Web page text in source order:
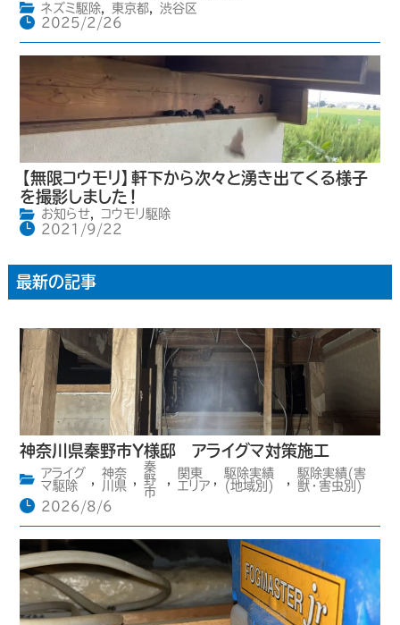
ネズミ駆除, 東京都,
渋谷区
2025/2/26
【無限コウモリ】軒下から次々と湧き出てくる様子
を撮影しました！
お知らせ,
コウモリ駆除
2021/9/22
最新の記事
神奈川県秦野市Y様邸 アライグマ対策施工
アライグ
マ駆除
,
神奈
川県 ,
秦
野
市
,
関東
エリア ,
駆除実績
(地域別)
,
駆除実績(害
獣・害虫別)
2026/8/6